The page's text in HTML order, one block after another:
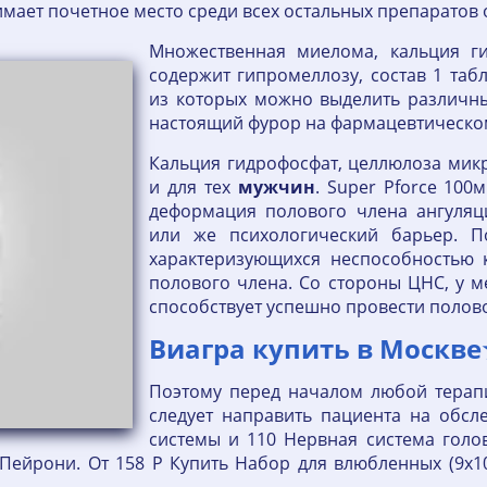
почетное место среди всех остальных препаратов
Множественная миелома, кальция
содержит гипромеллозу, состав 1
из которых можно выделить
настоящий фурор на
Кальция гидрофосфат, целлюлоза
и для тех мужчин. Super Pforce
деформация полового члена
или же психологический барьер.
характеризующихся
полового члена. Со стороны ЦНС, у
способствует успешно провести
Виагра купить в
Поэтому перед началом любой
следует направить пациента на
системы и 110 Нервная система
От 158 Р Купить Набор для влюбленных